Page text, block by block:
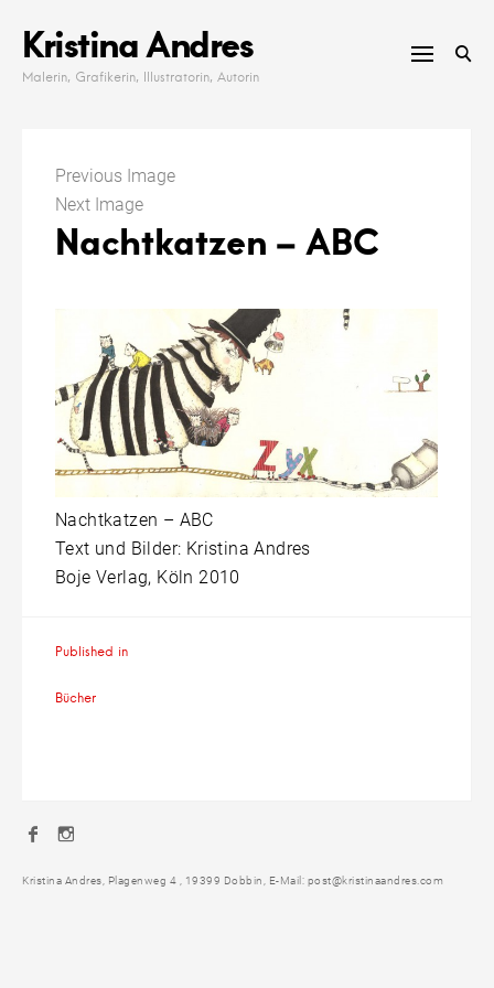
content
Kristina Andres
Malerin, Grafikerin, Illustratorin, Autorin
Previous Image
Next Image
Nachtkatzen – ABC
Nachtkatzen – ABC
Text und Bilder: Kristina Andres
Boje Verlag, Köln 2010
Published in
Bücher
Facebook
Kristina Andres, Plagenweg 4 , 19399 Dobbin, E-Mail: post@kristinaandres.com